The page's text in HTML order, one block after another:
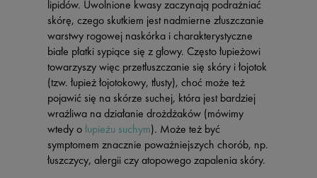
lipidów. Uwolnione kwasy zaczynają podrażniać
skórę, czego skutkiem jest nadmierne złuszczanie
warstwy rogowej naskórka i charakterystyczne
białe płatki sypiące się z głowy. Często łupieżowi
towarzyszy więc przetłuszczanie się skóry i łojotok
(tzw. łupież łojotokowy, tłusty), choć może też
pojawić się na skórze suchej, która jest bardziej
wrażliwa na działanie drożdżaków (mówimy
wtedy ołupieżu suchym). Może też być
symptomem znacznie poważniejszych chorób, np.
łuszczycy, alergii czy atopowego zapalenia skóry.